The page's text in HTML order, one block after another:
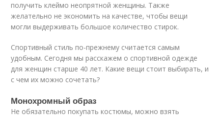
получить клеймо неопрятной женщины. Также
желательно не экономить на качестве, чтобы вещи
могли выдерживать большое количество стирок.
Спортивный стиль по-прежнему считается самым
удобным. Сегодня мы расскажем о спортивной одежде
для женщин старше 40 лет. Какие вещи стоит выбирать, и
с чем их можно сочетать?
Монохромный образ
Не обязательно покупать костюмы, можно взять